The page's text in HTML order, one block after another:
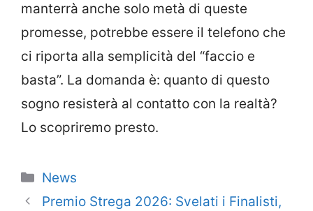
manterrà anche solo metà di queste
promesse, potrebbe essere il telefono che
ci riporta alla semplicità del “faccio e
basta”. La domanda è: quanto di questo
sogno resisterà al contatto con la realtà?
Lo scopriremo presto.
Categorie
News
Premio Strega 2026: Svelati i Finalisti,